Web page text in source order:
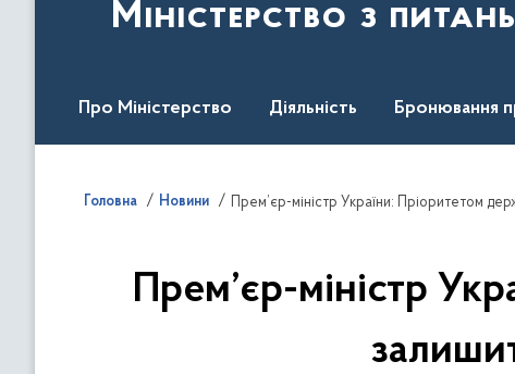
Міністерство з
Про Міністерство Діяльність Бронювання
Головна Новини Прем’єр-міністр України: Пріоритетом
Прем’єр-міністр